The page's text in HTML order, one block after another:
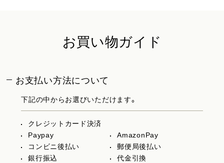
お買い物ガイド
お支払い方法について
下記の中からお選びいただけます。
クレジットカード決済
Paypay
AmazonPay
コンビニ後払い
郵便局後払い
銀行振込
代金引換